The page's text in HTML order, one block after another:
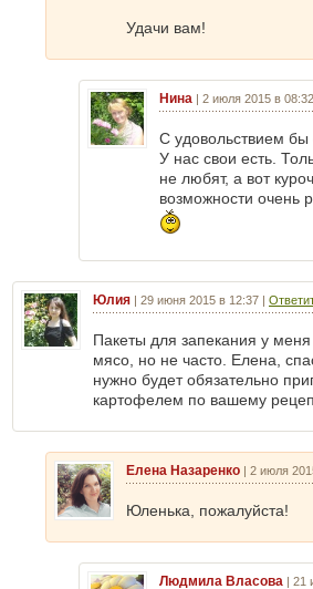
Удачи вам!
Нина | 2 июля 2015 в 08:32
С удовольствием
У нас свои есть.
не любят, а вот
возможности очень
Юлия | 29 июня 2015 в 12:37 |
Пакеты для запекания у меня
мясо, но не часто. Елена,
нужно будет обязательно
картофелем по вашему
Елена Назаренко | 2 июля
Юленька, пожалуйста!
Людмила Власова | 21